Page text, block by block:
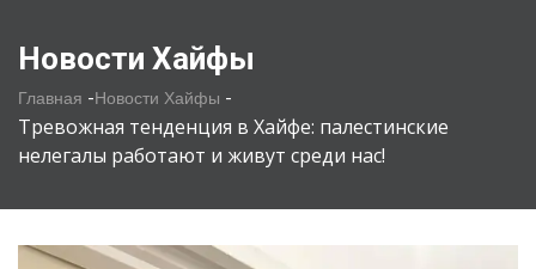
Новости Хайфы
Главная -Новости Хайфы -
Тревожная тенденция в Хайфе: палестинские
нелегалы работают и живут среди нас!